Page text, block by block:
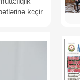
keçir